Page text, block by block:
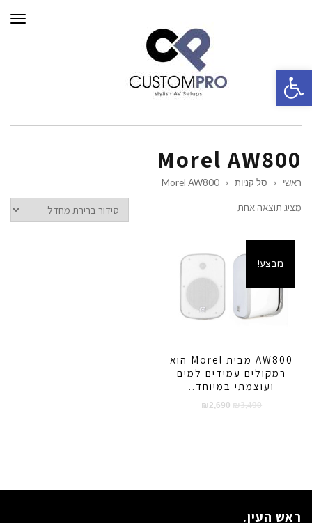
Morel AW800
ראשי » סל קניות »
Morel AW800
מציג תוצאה אחת
מבצע!
AW800 מבית Morel הוא
רמקולים עמידים למים
ועוצמתי במיוחד..
₪3,490
המחיר₪ 2,690
המחיר
ראש העין.
פתח סרגל נגישות